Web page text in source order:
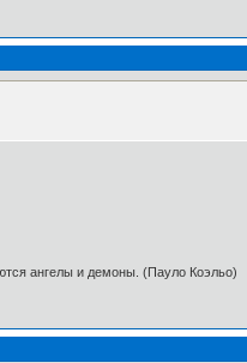
ангелы и демоны. (Пауло Коэльо)